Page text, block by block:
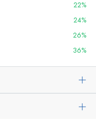
22%
24%
26%
36%